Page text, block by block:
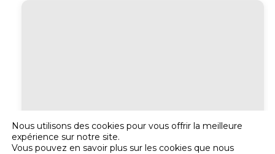
Nous utilisons des cookies pour vous offrir la meilleure
expérience sur notre site.
Vous pouvez en savoir plus sur les cookies que nous